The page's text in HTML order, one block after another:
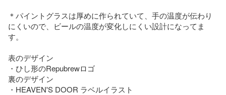
＊パイントグラスは厚めに作られていて、手の温度が伝わり
にくいので、ビールの温度が変化しにくい設計になってま
す。
表のデザイン
・ひし形のRepubrewロゴ
裏のデザイン
・HEAVEN'S DOOR ラベルイラスト